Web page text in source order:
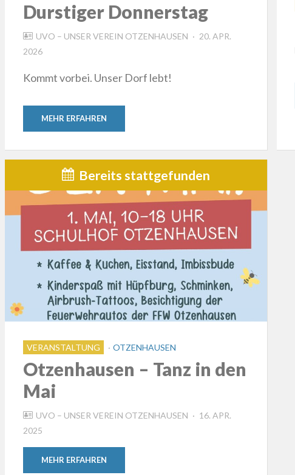
Durstiger Donnerstag
UVO – UNSER VEREIN OTZENHAUSEN
POSTED
20. APR.
2026
Kommt vorbei. Unser Dorf lebt!
MEHR ERFAHREN
Bereits stattgefunden
VERANSTALTUNG OTZENHAUSEN
Otzenhausen – Tanz in den
Mai
UVO – UNSER VEREIN OTZENHAUSEN
POSTED
16. APR.
2025
MEHR ERFAHREN